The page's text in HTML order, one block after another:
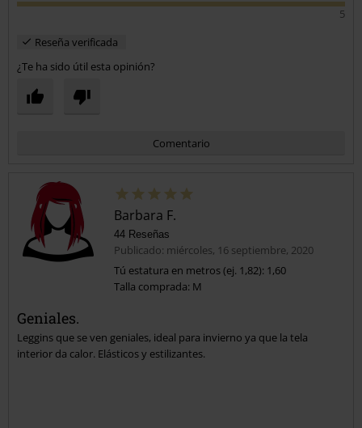
5
Reseña verificada
¿Te ha sido útil esta opinión?
Comentario
Enviar comentario
Barbara F.
44 Reseñas
Publicado: miércoles, 16 septiembre, 2020
Tú estatura en metros (ej. 1,82): 1,60
Talla comprada: M
Geniales.
Leggins que se ven geniales, ideal para invierno ya que la tela
interior da calor. Elásticos y estilizantes.